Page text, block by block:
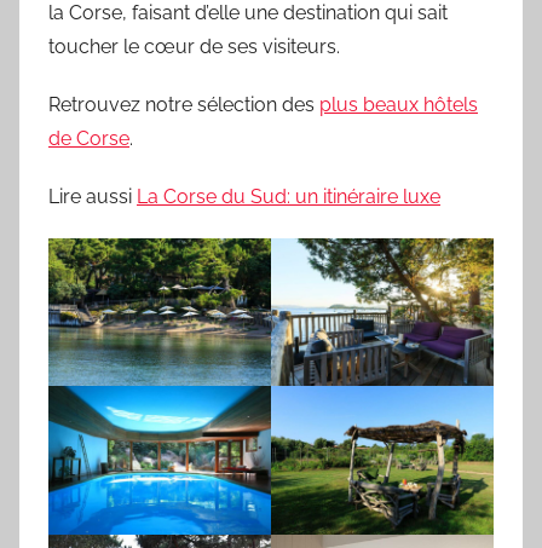
la Corse, faisant d’elle une destination qui sait
toucher le cœur de ses visiteurs.
Retrouvez notre sélection des plus beaux hôtels
de Corse.
Lire aussi La Corse du Sud: un itinéraire luxe